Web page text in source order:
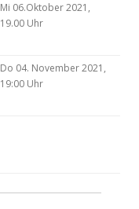
Mi 06.Oktober 2021,
19.00 Uhr
Do 04. November 2021,
19:00 Uhr